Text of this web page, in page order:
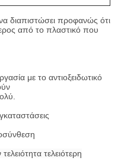
διαπιστώσει προφανώς ότι
από το πλαστικό που
με το αντιοξειδωτικό
τελειότερη